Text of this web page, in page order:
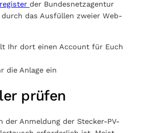
der Bundesnetzagentur
das Ausfüllen zweier Web-
Ihr dort einen Account für Euch
die Anlage ein
prüfen
der Anmeldung der Stecker-PV-